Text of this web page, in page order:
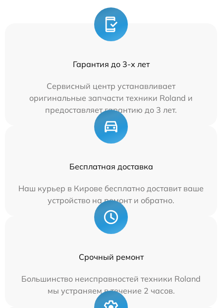
Гарантия до 3-х лет
Сервисный центр устанавливает
оригинальные запчасти техники Roland и
предоставляет гарантию до 3 лет.
Бесплатная доставка
Наш курьер в Кирове бесплатно доставит ваше
устройство на ремонт и обратно.
Срочный ремонт
Большинство неисправностей техники Roland
мы устраняем в течение 2 часов.